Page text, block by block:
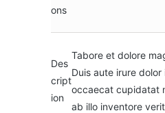
ons
Des
cript
ion
Tabore et dolore
Duis aute irure
occaecat cupidatat
ab illo inventore